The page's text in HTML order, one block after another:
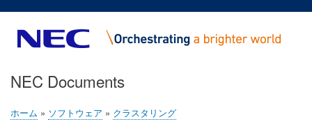
イ
ン
NEC Documents
パ
ホーム ソフトウェア クラスタリング